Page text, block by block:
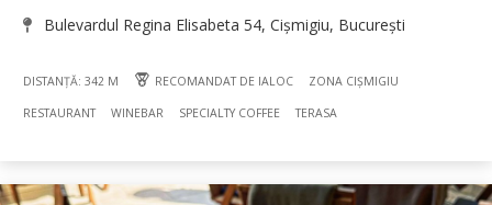
Bulevardul Regina Elisabeta 54, Cișmigiu, București
DISTANȚĂ: 342 M RECOMANDAT DE IALOC ZONA CIȘMIGIU
RESTAURANT WINEBAR SPECIALTY COFFEE TERASA